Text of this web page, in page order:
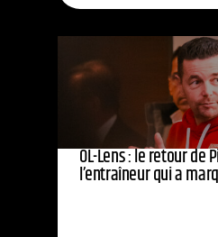
OL-Lens : le retour de
l’entraîneur qui a